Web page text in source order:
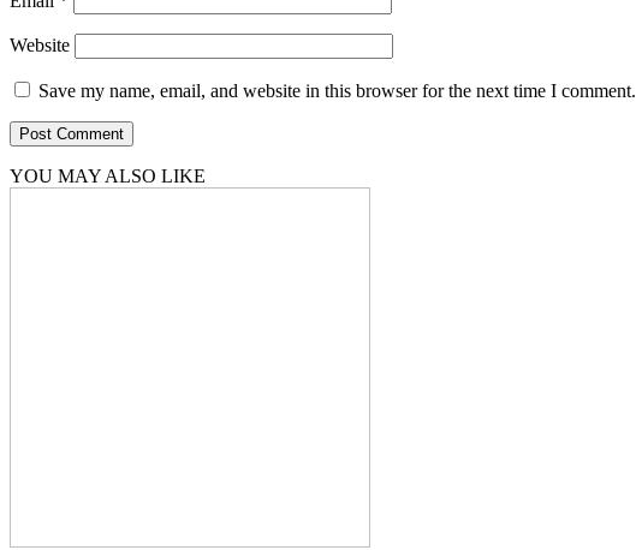
Website
Save my name, email, and website in this browser for the next time I comment.
YOU MAY ALSO LIKE